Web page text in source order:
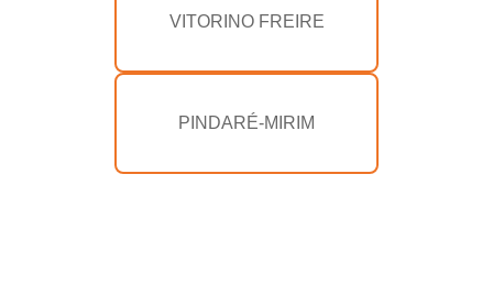
VITORINO FREIRE
PINDARÉ-MIRIM